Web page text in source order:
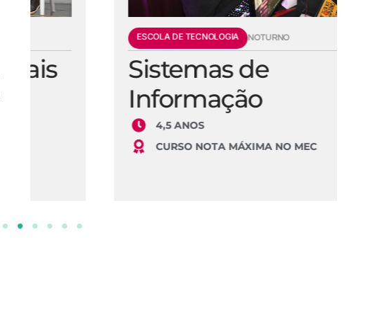
ESCOLA DE TECNOLOGIA NOTURNO
Sistemas de
Informação
CURSO NOTA MÁXIMA NO MEC